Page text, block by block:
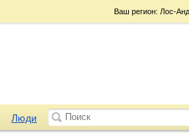
Ваш регион: Лос-
Люди